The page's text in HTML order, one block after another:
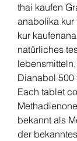
thai kaufen
anabolika kur
kur
natürliches
Dianabol 500
Each tablet
bekannt als
der